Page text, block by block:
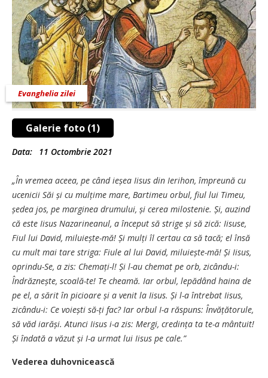
Galerie foto (1)
Evanghelia zilei
Data: 11 Octombrie 2021
„În vremea aceea, pe când ieșea Iisus din Ierihon, împreună cu
ucenicii Săi și cu mulțime mare, Bartimeu orbul, fiul lui Timeu,
ședea jos, pe marginea drumului, și cerea milostenie. Și, auzind
că este Iisus Nazarineanul, a început să strige și să zică: Iisuse,
Fiul lui David, miluiește-mă! Și mulți îl certau ca să tacă; el însă
cu mult mai tare striga: Fiule al lui David, miluiește-mă! Și Iisus,
oprindu-Se, a zis: Chemați-l! Și l-au chemat pe orb, zicându-i:
Îndrăznește, scoală-te! Te cheamă. Iar orbul, lepădând haina de
pe el, a sărit în picioare și a venit la Iisus. Și l-a întrebat Iisus,
zicându-i: Ce voiești să-ți fac? Iar orbul I-a răspuns: Învățătorule,
să văd iarăși. Atunci Iisus i-a zis: Mergi, credința ta te-a mântuit!
Și îndată a văzut și I-a urmat lui Iisus pe cale.”
Vederea duhovnicească